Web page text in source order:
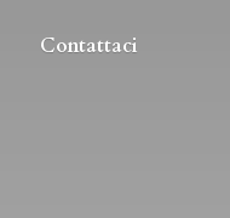
Contattaci